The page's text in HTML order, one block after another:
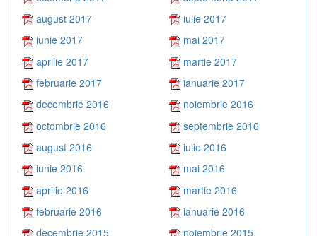
august 2017
iulie 2017
iunie 2017
mai 2017
aprilie 2017
martie 2017
februarie 2017
ianuarie 2017
decembrie 2016
noiembrie 2016
octombrie 2016
septembrie 2016
august 2016
iulie 2016
iunie 2016
mai 2016
aprilie 2016
martie 2016
februarie 2016
ianuarie 2016
decembrie 2015
noiembrie 2015